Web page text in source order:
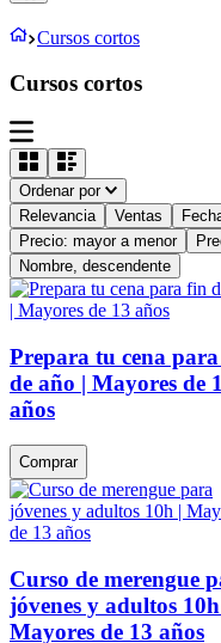
Cursos cortos
Cursos cortos
Ordenar por
Relevancia
Ventas
Precio: mayor a menor
Nombre, descendente
Prepara tu cena
de año | Mayores de
años
Comprar
Curso de merengue
jóvenes y adultos
Mayores de 13 años